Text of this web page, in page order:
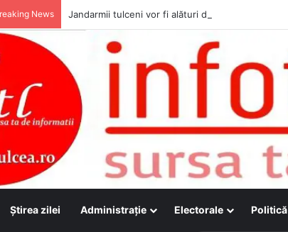
News Jandarmii tulceni vor fi alături de cetățenii care
Ştirea zilei Administraţie Electorale Politică